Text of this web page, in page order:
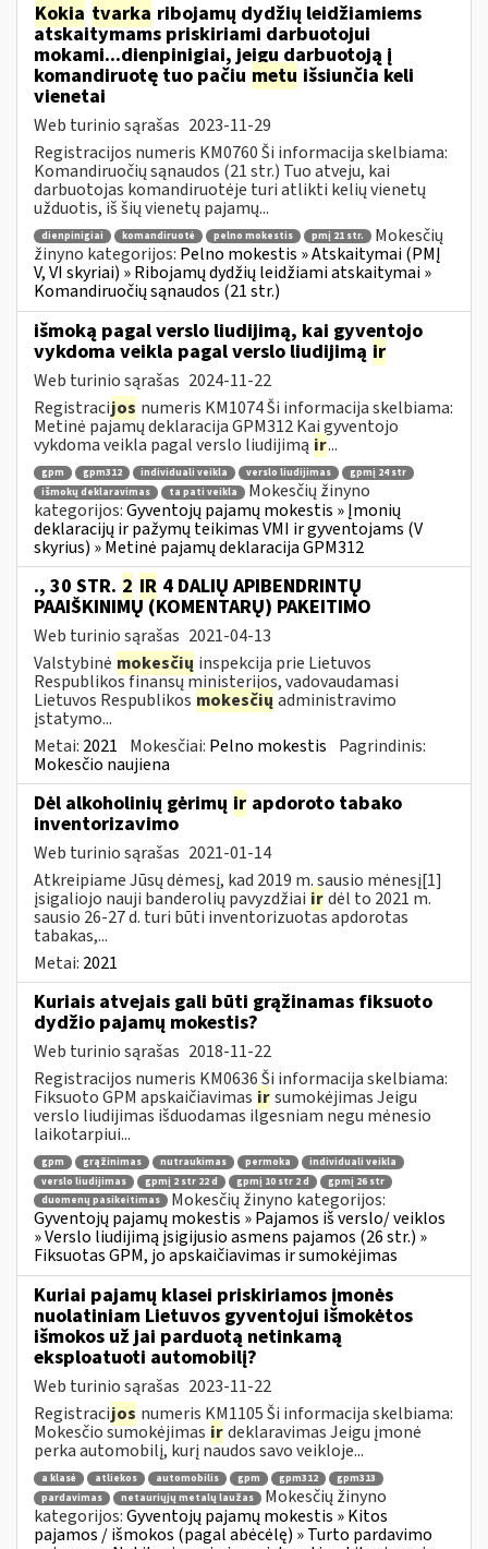
Kokia tvarka ribojamų dydžių leidžiamiems
atskaitymams priskiriami darbuotojui
mokami...dienpinigiai, jeigu darbuotoją į
komandiruotę tuo pačiu metu išsiunčia keli
vienetai
Web turinio sąrašas 2023-11-29
Registracijos numeris KM0760 Ši informacija skelbiama:
Komandiruočių sąnaudos (21 str.) Tuo atveju, kai
darbuotojas komandiruotėje turi atlikti kelių vienetų
užduotis, iš šių vienetų pajamų...
dienpinigiai komandiruotė pelno mokestis pmį 21 str.
Mokesčių
žinyno kategorijos: Pelno mokestis » Atskaitymai (PMĮ
V, VI skyriai) » Ribojamų dydžių leidžiami atskaitymai »
Komandiruočių sąnaudos (21 str.)
išmoką pagal verslo liudijimą, kai gyventojo
vykdoma veikla pagal verslo liudijimą ir
Web turinio sąrašas 2024-11-22
Registracijos numeris KM1074 Ši informacija skelbiama:
Metinė pajamų deklaracija GPM312 Kai gyventojo
vykdoma veikla pagal verslo liudijimą ir...
gpm gpm312 individuali veikla verslo liudijimas
gpmį 24 str
išmokų deklaravimas
ta pati veikla
Mokesčių žinyno
kategorijos:Gyventojų pajamų mokestis » Įmonių
deklaracijų ir pažymų teikimas VMI ir gyventojams (V
skyrius) » Metinė pajamų deklaracija GPM312
., 30 STR. 2 IR 4 DALIŲ APIBENDRINTŲ
PAAIŠKINIMŲ (KOMENTARŲ) PAKEITIMO
Web turinio sąrašas 2021-04-13
Valstybinė mokesčių inspekcija prie Lietuvos
Respublikos finansų ministerijos, vadovaudamasi
Lietuvos Respublikos mokesčių administravimo
įstatymo...
Metai: 2021 Mokesčiai: Pelno mokestis Pagrindinis:
Mokesčio naujiena
Dėl alkoholinių gėrimų ir apdoroto tabako
inventorizavimo
Web turinio sąrašas 2021-01-14
Atkreipiame Jūsų dėmesį, kad 2019 m. sausio mėnesį[1]
įsigaliojo nauji banderolių pavyzdžiai irdėl to 2021 m.
sausio 26-27 d. turi būti inventorizuotas apdorotas
tabakas,...
Metai: 2021
Kuriais atvejais gali būti grąžinamas fiksuoto
dydžio pajamų mokestis?
Web turinio sąrašas 2018-11-22
Registracijos numeris KM0636 Ši informacija skelbiama:
Fiksuoto GPM apskaičiavimas irsumokėjimas Jeigu
verslo liudijimas išduodamas ilgesniam negu mėnesio
laikotarpiui...
gpm grąžinimas nutraukimas permoka
individuali veikla
verslo liudijimas
gpmį 2 str 22 d gpmį 10 str 2 d
gpmį 26 str
duomenų pasikeitimas
Mokesčių žinyno kategorijos:
Gyventojų pajamų mokestis » Pajamos iš verslo/ veiklos
» Verslo liudijimą įsigijusio asmens pajamos (26 str.) »
Fiksuotas GPM, jo apskaičiavimas ir sumokėjimas
Kuriai pajamų klasei priskiriamos įmonės
nuolatiniam Lietuvos gyventojui išmokėtos
išmokos už jai parduotą netinkamą
eksploatuoti automobilį?
Web turinio sąrašas 2023-11-22
Registracijos numeris KM1105 Ši informacija skelbiama:
Mokesčio sumokėjimas irdeklaravimas Jeigu įmonė
perka automobilį, kurį naudos savo veikloje...
a klasė atliekos automobilis gpm gpm312
gpm313
pardavimas
netauriųjų metalų laužas
Mokesčių žinyno
kategorijos:Gyventojų pajamų mokestis » Kitos
pajamos / išmokos (pagal abėcėlę) » Turto pardavimo